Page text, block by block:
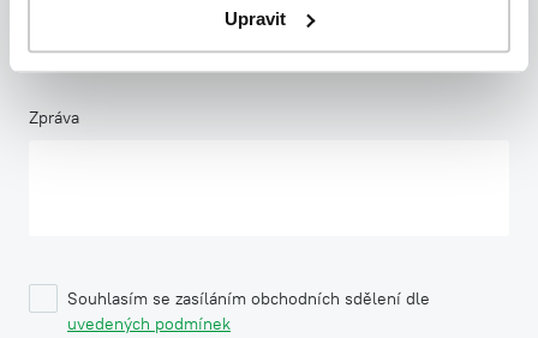
Upravit
Zpráva
Souhlasím se zasíláním obchodních sdělení dle
uvedených podmínek